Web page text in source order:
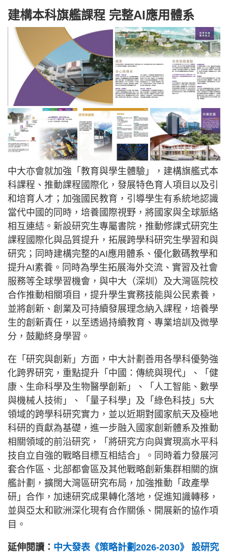
建構本科旗艦課程 完整AI應用體系
中大亦會就加強「教育與學生體驗」，建構旗艦式本
科課程、推動課程國際化，發展特色育人項目以及引
和培育人才；加強國民教育，引導學生有系統地認識
當代中國的同時，培養國際視野，將國家與全球脈絡
相互連結。新設研究生專屬書院，推動修課式研究生
課程國際化與品質提升，拓展跨學科研究生學習和與
研究；同時建構完整的AI應用體系、優化數碼教學和
提升AI素養。同時為學生拓展海外交流、實習及社會
服務等全球學習機會，與中大（深圳）及大灣區院校
合作推動相關項目，提升學生實務技能與公民素養，
並將創新、創業及可持續發展理念納入課程，培養學
生的創新責任，以至透過持續教育、專業培訓及微學
分，鼓勵終身學習。
在「研究與創新」方面，中大計劃善用各學科優勢強
化跨界研究，重點提升「中國：傳統與現代」、「健
康、生命科學及生物醫學創新」、「人工智能、數學
與機械人技術」、「量子科學」及「綠色科技」5大
領域的跨學科研究實力，並以近期對國家航天及極地
科研的貢獻為基礎，進一步融入國家創新體系及推動
相關領域的前沿研究，「將研究方向與實現高水平科
技自立自強的戰略目標互相結合」。同時着力發展河
套合作區、北部都會區及其他戰略創新集群相關的旗
艦計劃，擴闊大灣區研究布局，加強推動「政產學
研」合作，加速研究成果轉化落地，促進知識轉移，
並與亞太和歐洲深化現有合作關係、開展新的協作項
目。
延伸閱讀： 中大發表《策略計劃2026-2030》 設研究